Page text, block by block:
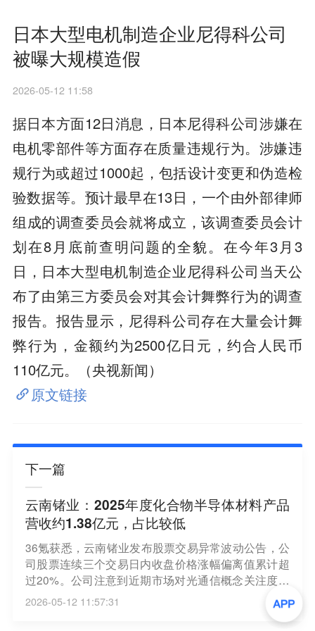
日本大型电机制造企业尼得科公司
被曝大规模造假
2026-05-12 11:58
据日本方面12日消息，日本尼得科公司涉嫌在
电机零部件等方面存在质量违规行为。涉嫌违
规行为或超过1000起，包括设计变更和伪造检
验数据等。预计最早在13日，一个由外部律师
组成的调查委员会就将成立，该调查委员会计
划在8月底前查明问题的全貌。在今年3月3
日，日本大型电机制造企业尼得科公司当天公
布了由第三方委员会对其会计舞弊行为的调查
报告。报告显示，尼得科公司存在大量会计舞
弊行为，金额约为2500亿日元，约合人民币
110亿元。（央视新闻）
原文链接
下一篇
云南锗业：2025年度化合物半导体材料产品
营收约1.38亿元，占比较低
36氪获悉，云南锗业发布股票交易异常波动公告，公
司股票连续三个交易日内收盘价格涨幅偏离值累计超
过20%。公司注意到近期市场对光通信概念关注度较
高。截至目前，公司主要业务为锗系列产品的精深加
工及研究开发。公司生产的化合物半导体材料磷化铟
2026-05-12 11:57:31